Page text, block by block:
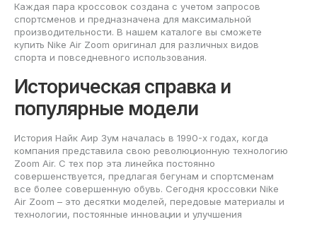
Каждая пара кроссовок создана с учетом запросов
спортсменов и предназначена для максимальной
производительности. В нашем каталоге вы сможете
купить Nike Air Zoom оригинал для различных видов
спорта и повседневного использования.
Историческая справка и
популярные модели
История Найк Аир Зум началась в 1990-х годах, когда
компания представила свою революционную технологию
Zoom Air. С тех пор эта линейка постоянно
совершенствуется, предлагая бегунам и спортсменам
все более совершенную обувь. Сегодня кроссовки Nike
Air Zoom – это десятки моделей, передовые материалы и
технологии, постоянные инновации и улучшения